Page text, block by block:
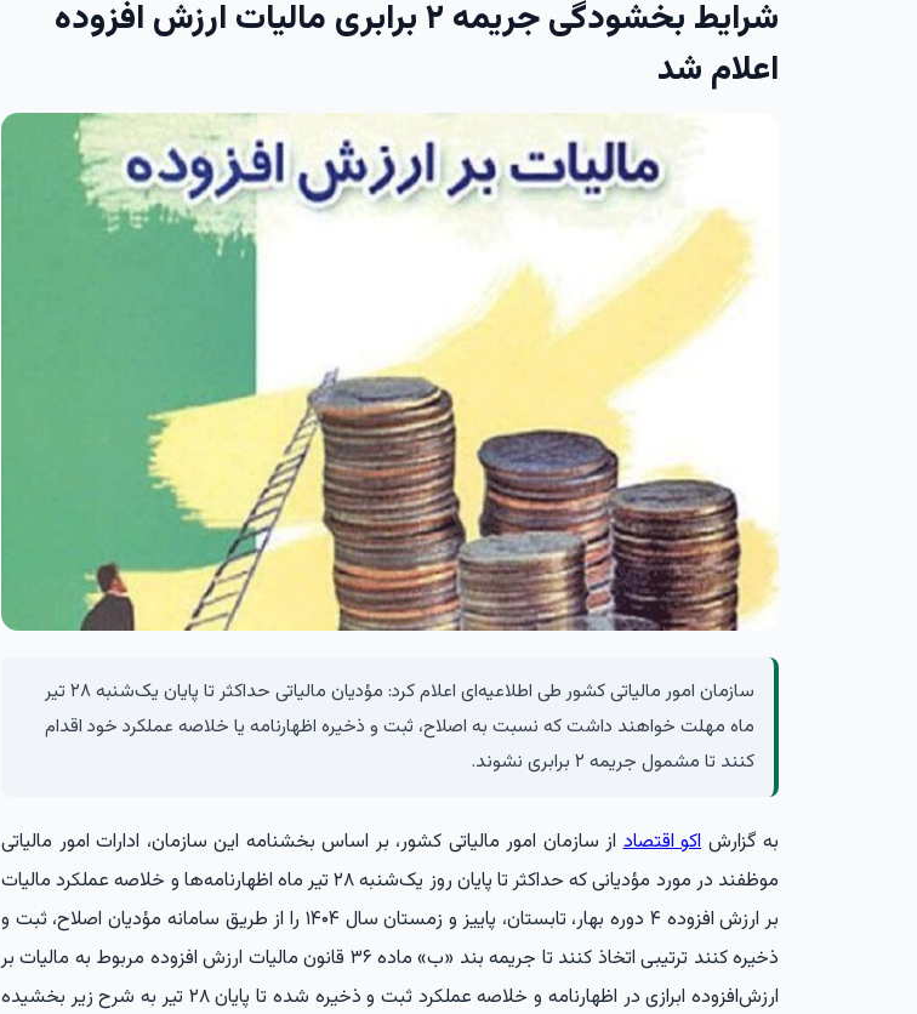
شرایط بخشودگی جریمه ۲ برابری مالیات ارزش افزوده
اعلام شد
سازمان امور مالیاتی کشور طی اطلاعیه‌ای اعلام کرد: مؤدیان مالیاتی حداکثر تا پایان یک‌شنبه ۲۸ تیر
ماه مهلت خواهند داشت که نسبت به اصلاح، ثبت و ذخیره اظهارنامه یا خلاصه عملکرد خود اقدام
کنند تا مشمول جریمه ۲ برابری نشوند.
به گزارش اکو اقتصاداز سازمان امور مالیاتی کشور، بر اساس بخشنامه این سازمان، ادارات امور مالیاتی
موظفند در مورد مؤدیانی که حداکثر تا پایان روز یک‌شنبه ۲۸ تیر ماه اظهارنامه‌ها و خلاصه عملکرد مالیات
بر ارزش افزوده ۴ دوره بهار، تابستان، پاییز و زمستان سال ۱۴۰۴ را از طریق سامانه مؤدیان اصلاح، ثبت و
ذخیره کنند ترتیبی اتخاذ کنند تا جریمه بند «ب» ماده ۳۶ قانون مالیات ارزش افزوده مربوط به مالیات بر
ارزش‌افزوده ابرازی در اظهارنامه و خلاصه عملکرد ثبت و ذخیره شده تا پایان ۲۸ تیر به شرح زیر بخشیده